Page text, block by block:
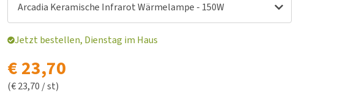
Arcadia Keramische Infrarot Wärmelampe - 150W
Jetzt bestellen, Dienstag im Haus
€ 23,70
(€ 23,70 / st)